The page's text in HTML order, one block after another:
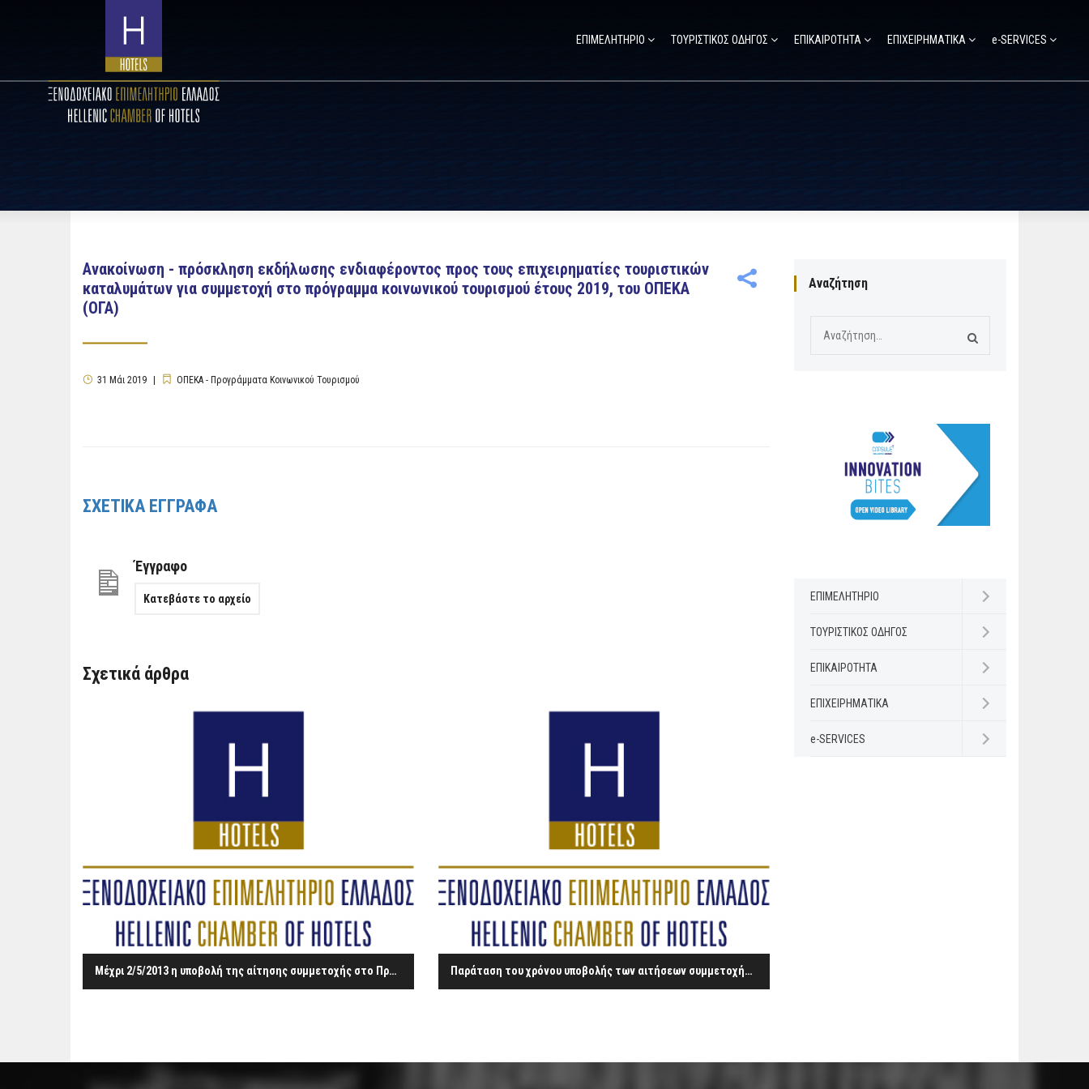
ΕΠΙΜΕΛΗΤΗΡΙΟ ΤΟΥΡΙΣΤΙΚΟΣ ΟΔΗΓΟΣ ΕΠΙΚΑΙΡΟΤΗΤΑ ΕΠΙΧΕΙΡΗΜΑΤΙΚΑ e-SERVICES
Ανακοίνωση - πρόσκληση εκδήλωσης ενδιαφέροντος προς τους επιχειρηματίες τουριστικών
καταλυμάτων για συμμετοχή στο πρόγραμμα κοινωνικού τουρισμού έτους 2019, του ΟΠΕΚΑ
(ΟΓΑ)
31 Μάι 2019 ΟΠΕΚΑ - Προγράμματα Κοινωνικού Τουρισμού
ΣΧΕΤΙΚΑ ΕΓΓΡΑΦΑ
Έγγραφο
Κατεβάστε το αρχείο
Σχετικά άρθρα
Μέχρι 2/5/2013 η υποβολή της αίτησης συμμετοχής στο Πρόγραμμα κοινωνικού τουρισμού από τον Ο.Γ.Α. για το χρονικό διάστημα από 1/6/2013 έως 31/3/2014 Παράταση του χρόνου υποβολής των αιτήσεων συμμετοχής των επιχειρηματιών τουριστικών καταλυμάτων στα προγράμματα Αγροτικής Εστίας του ΟΓΑ έτους 2013
Αναζήτηση
ΕΠΙΜΕΛΗΤΗΡΙΟ Open submenu
ΤΟΥΡΙΣΤΙΚΟΣ ΟΔΗΓΟΣ Open submenu
ΕΠΙΚΑΙΡΟΤΗΤΑ Open submenu
ΕΠΙΧΕΙΡΗΜΑΤΙΚΑ Open submenu
e-SERVICES Open submenu